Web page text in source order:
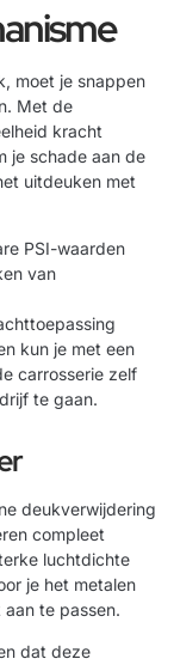
moet je snappen
Met de
kracht
je schade aan de
uitdeuken met
PSI-waarden
van
kun je met een
carrosserie zelf
te gaan.
deukverwijdering
compleet
luchtdichte
je het metalen
te passen.
dat deze